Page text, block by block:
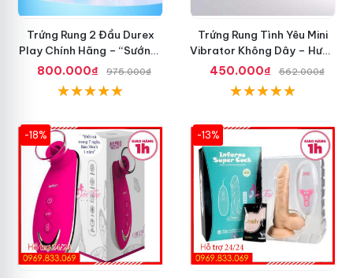
Trứng Rung 2 Đầu Durex
Play Chính Hãng – “Sướng”
Đã Đời
800.000₫ 975.000₫
Trứng Rung Tình Yêu Mini
Vibrator Không Dây – Hưng
Phấn Mọi Nơi
450.000₫ 562.000₫
-18% -13%